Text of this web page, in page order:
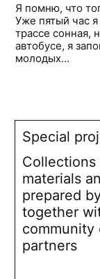
Я помню, что
Уже пятый час я
трассе сонная,
автобусе, я
молодых...
Special
materials
prepared
together
community
partners